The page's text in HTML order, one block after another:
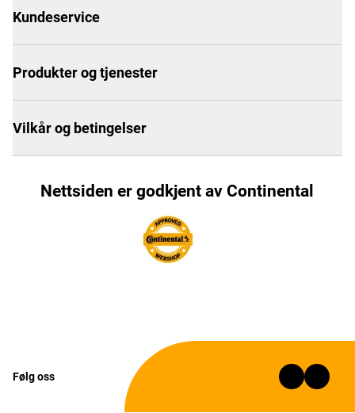
Kundeservice
Produkter og tjenester
Vilkår og betingelser
Nettsiden er godkjent av Continental
Følg oss